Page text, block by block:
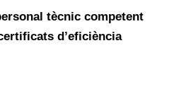
tècnic competent
d’eficiència